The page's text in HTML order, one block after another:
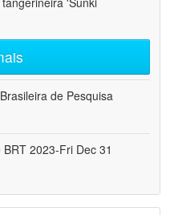
de Pesquisa
2023-Fri Dec 31